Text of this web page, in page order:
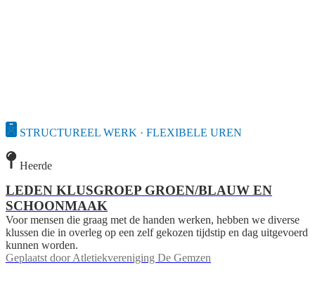
STRUCTUREEL WERK · FLEXIBELE UREN
Heerde
LEDEN KLUSGROEP GROEN/BLAUW EN
SCHOONMAAK
Voor mensen die graag met de handen werken, hebben we diverse
klussen die in overleg op een zelf gekozen tijdstip en dag uitgevoerd
kunnen worden.
Geplaatst door Atletiekvereniging De Gemzen